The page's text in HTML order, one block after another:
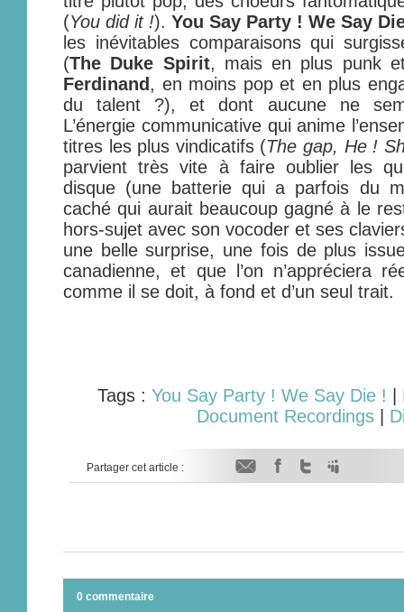
(You did it !). You Say Party ! We Say
les inévitables comparaisons qui
(The Duke Spirit, mais en plus punk
Ferdinand , en moins pop et en plus
du talent ?), et dont aucune ne
L’énergie communicative qui anime
titres les plus vindicatifs (The gap, He !
parvient très vite à faire oublier les
disque (une batterie qui a parfois du
caché qui aurait beaucoup gagné à le
hors-sujet avec son vocoder et ses
une belle surprise, une fois de plus
canadienne, et que l’on n’appréciera
comme il se doit, à fond et d’un seul trait.
Tags : You Say Party ! We Say Die !
Document Recordings|
Partager cet article :
0 commentaire